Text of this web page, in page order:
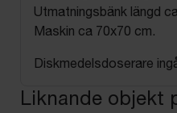
Utmatningsbänk längd
Maskin ca 70x70 cm.
Diskmedelsdoserare
Liknande objekt